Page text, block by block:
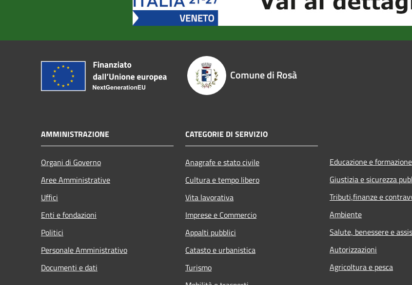
Comune di Rosà
AMMINISTRAZIONE
Organi di Governo
Aree Amministrative
Uffici
Enti e fondazioni
Politici
Personale Amministrativo
Documenti e dati
CATEGORIE DI SERVIZIO
Anagrafe e stato civile
Cultura e tempo libero
Vita lavorativa
Imprese e Commercio
Appalti pubblici
Catasto e urbanistica
Turismo
Educazione e formazione
Giustizia e sicurezza
Tributi,finanze e
Ambiente
Salute, benessere e
Autorizzazioni
Agricoltura e pesca